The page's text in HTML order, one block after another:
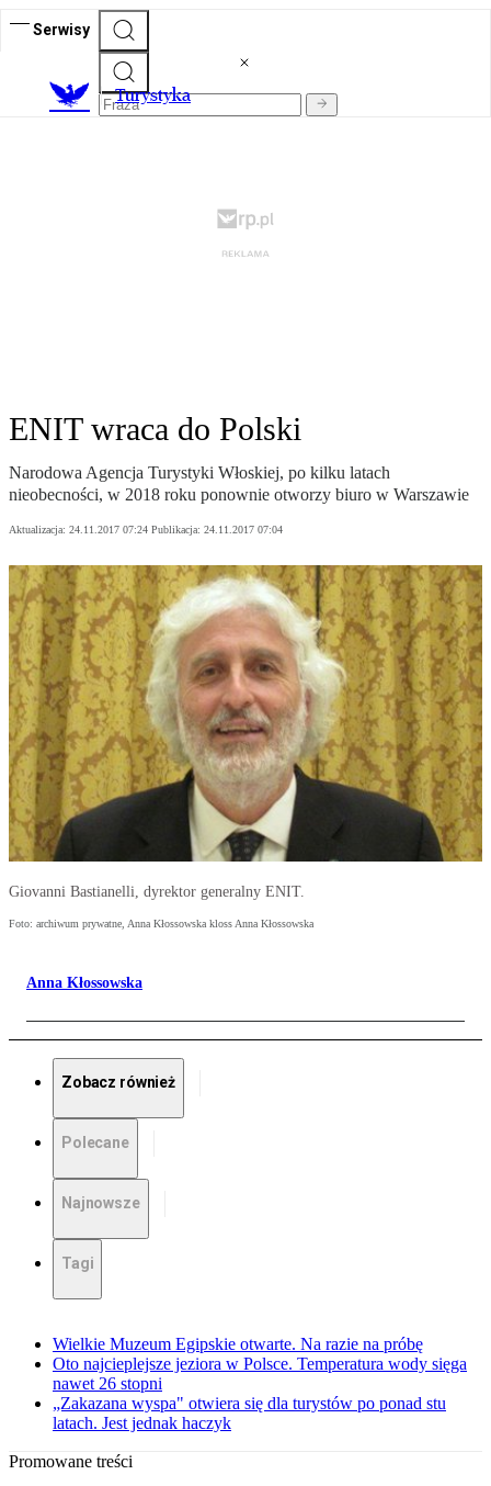
Serwisy
Turystyka
ENIT wraca do Polski
Narodowa Agencja Turystyki Włoskiej, po kilku latach
nieobecności, w 2018 roku ponownie otworzy biuro w Warszawie
Aktualizacja: 24.11.2017 07:24 Publikacja: 24.11.2017 07:04
Giovanni Bastianelli, dyrektor generalny ENIT.
Foto: archiwum prywatne, Anna Kłossowska kloss Anna Kłossowska
Anna Kłossowska
Zobacz również
Polecane
Najnowsze
Tagi
Wielkie Muzeum Egipskie otwarte. Na razie na próbę
Oto najcieplejsze jeziora w Polsce. Temperatura wody sięga
nawet 26 stopni
„Zakazana wyspa" otwiera się dla turystów po ponad stu
latach. Jest jednak haczyk
Promowane treści